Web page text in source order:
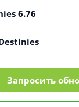
6.76
Запросить